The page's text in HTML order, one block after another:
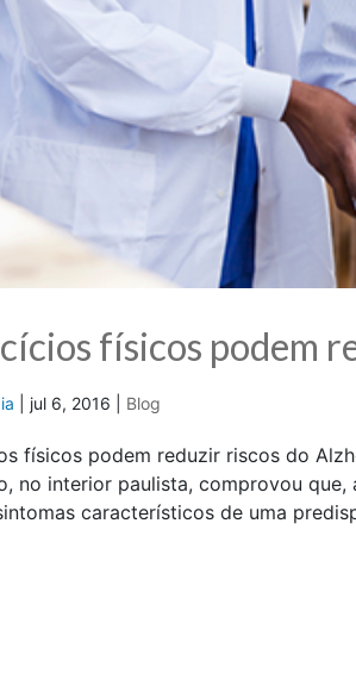
físicos podem
jul 6, 2016 Blog
físicos podem reduzir riscos do
no interior paulista, comprovou
característicos de uma